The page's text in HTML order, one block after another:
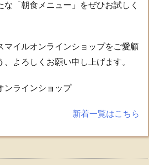
な「朝食メニュー」をぜひお試しく
マイルオンラインショップをご愛顧
、よろしくお願い申し上げます。
ンラインショップ
新着一覧はこちら